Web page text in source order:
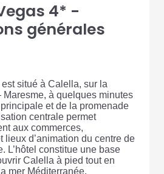
4* -
générales
est situé à Calella, sur la
à quelques minutes
et de la promenade
centrale permet
aux commerces,
lieux d’animation du centre de
L’hôtel constitue une base
Calella à pied tout en
mer Méditerranée.